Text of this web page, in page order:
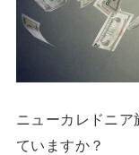
ニューカレドニ
ていますか？